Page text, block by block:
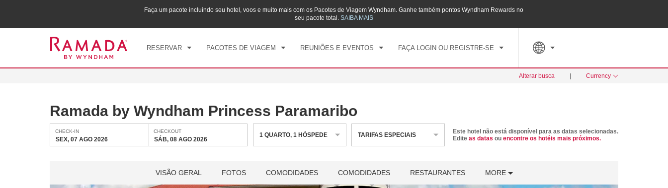
Faça um pacote incluindo seu hotel, voos e muito mais com os Pacotes de Viagem Wyndham. Ganhe também pontos Wyndham Rewards no
seu pacote total. SAIBA MAIS
RESERVAR PACOTES DE VIAGEM REUNIÕES E EVENTOS FAÇA LOGIN OU REGISTRE-SE
CHECK-IN CHECKOUT
SÁB, 08 AGO 2026
Alterar busca Currency
Ramada by Wyndham Princess Paramaribo
CHECK-IN
SEX, 07 AGO 2026
CHECKOUT
SÁB, 08 AGO 2026
1 QUARTO,1 HÓSPEDE TARIFAS ESPECIAIS
Este hotel não está disponível para as datas selecionadas.
Edite as datas ou encontre os hotéis mais próximos.
VISÃO GERAL FOTOS COMODIDADES COMODIDADES RESTAURANTES MORE